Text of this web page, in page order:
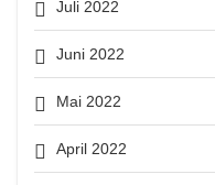
Juli 2022
Juni 2022
Mai 2022
April 2022